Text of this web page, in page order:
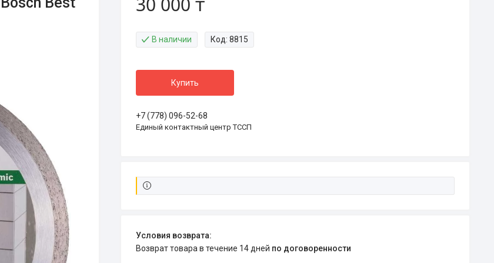
В наличии Код: 8815
Купить
+7 (778) 096-52-68
Единый контактный центр ТССП
возврат товара в течение 14 дней по договоренности